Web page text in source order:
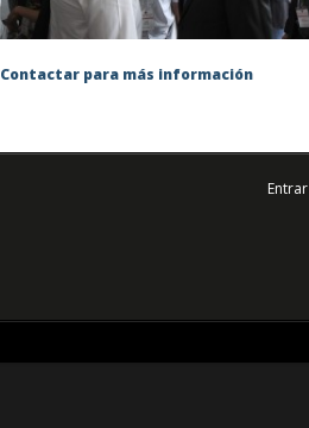
Contactar para más información
Entrar